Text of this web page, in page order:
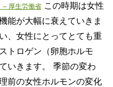
– 厚生労働省この時期は女性
能が大幅に衰えていきま
、女性にとってとても重
トロゲン（卵胞ホルモ
いきます。 季節の変わ
前の女性ホルモンの変化